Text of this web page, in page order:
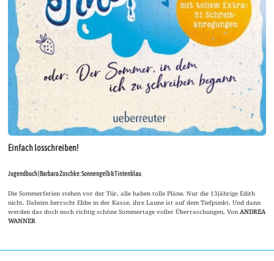
Einfach losschreiben!
Jugendbuch | Barbara Zoschke: Sonnengelb & Tintenblau
Die Sommerferien stehen vor der Tür, alle haben tolle Pläne. Nur die 13jährige Edith
nicht. Daheim herrscht Ebbe in der Kasse, ihre Laune ist auf dem Tiefpunkt. Und dann
werden das doch noch richtig schöne Sommertage voller Überraschungen. VonANDREA
WANNER